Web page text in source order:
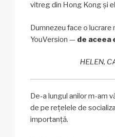
vitreg din Hong Kong și
Dumnezeu face o lucrare
YouVersion — de aceea
HELEN,
De-a lungul anilor m-am
de pe rețelele de
importanță.